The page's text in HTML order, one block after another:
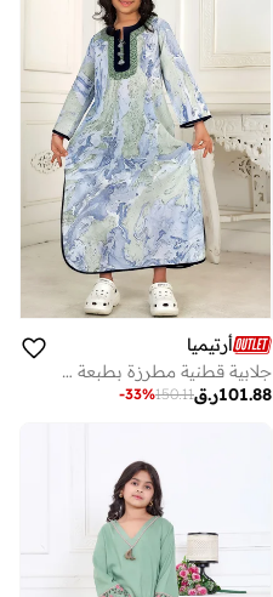
أرتيميا
جلابية قطنية مطرزة بطبعة رخامية ناعمة فاخرة بفتحة جانبية
ر.ق101.88
150.11
-33%